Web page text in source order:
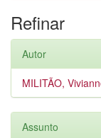
Refinar
Autor
MILITÃO,
Assunto